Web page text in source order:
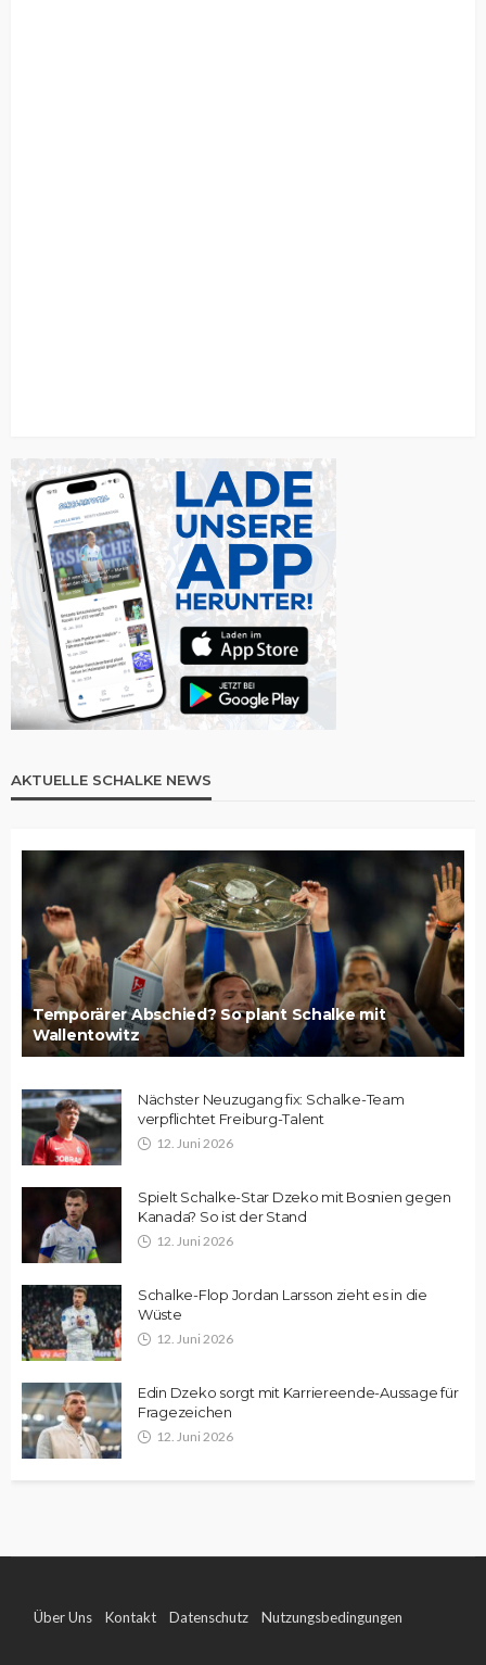
AKTUELLE SCHALKE NEWS
Temporärer Abschied? So plant Schalke mit
Wallentowitz
Nächster Neuzugang fix: Schalke-Team
verpflichtet Freiburg-Talent
12. Juni 2026
Spielt Schalke-Star Dzeko mit Bosnien gegen
Kanada? So ist der Stand
12. Juni 2026
Schalke-Flop Jordan Larsson zieht es in die
Wüste
12. Juni 2026
Edin Dzeko sorgt mit Karriereende-Aussage für
Fragezeichen
12. Juni 2026
Über Uns Kontakt Datenschutz Nutzungsbedingungen